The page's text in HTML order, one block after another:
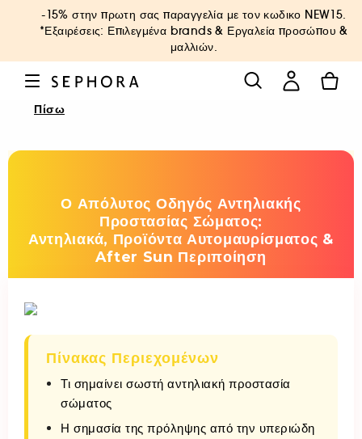
-15% στην πρωτη σας παραγγελία με τον κωδικο NEW15.
*Εξαιρέσεις: Επιλεγμένα brands & Εργαλεία προσώπου &
μαλλιών.
Πίσω
Ο Απόλυτος Οδηγός Αντηλιακής
Προστασίας Σώματος:
Αντηλιακά, Προϊόντα Αυτομαυρίσματος &
After Sun Περιποίηση
Πίνακας Περιεχομένων
Τι σημαίνει σωστή αντηλιακή προστασία
σώματος
Η σημασία της πρόληψης από την υπεριώδη